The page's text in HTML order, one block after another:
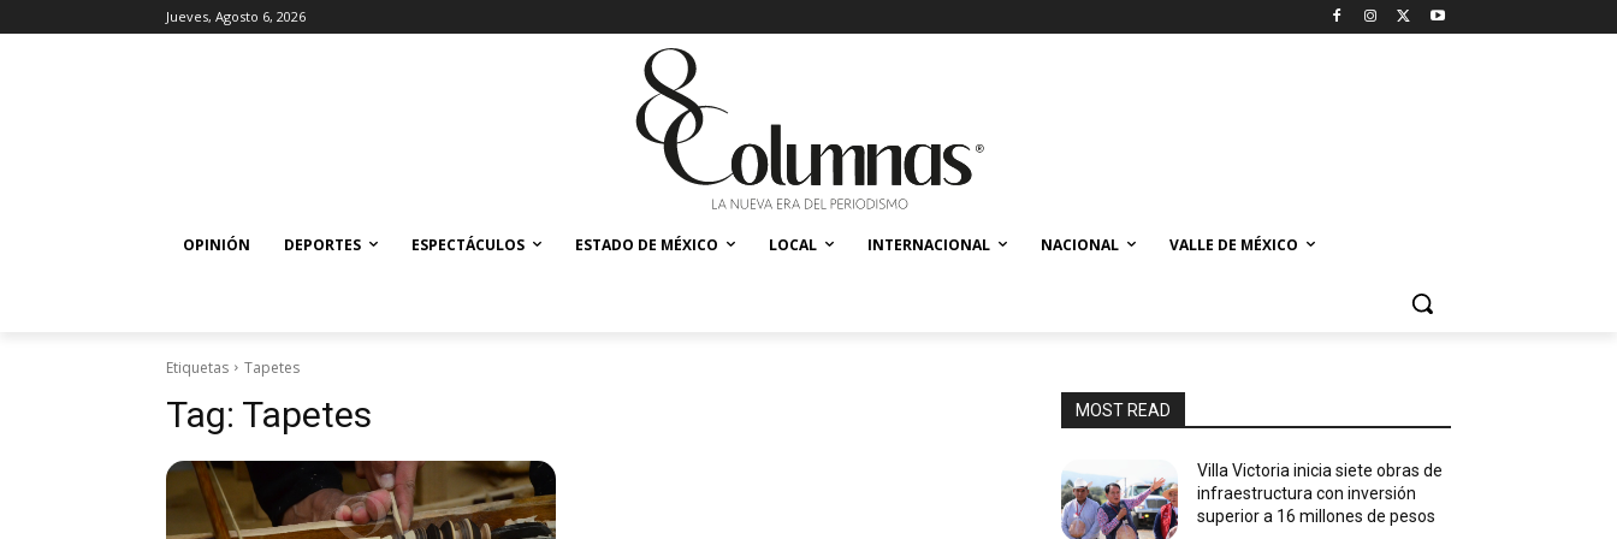
Jueves, Agosto 6, 2026
OPINIÓN DEPORTES ESPECTÁCULOS ESTADO DE MÉXICO LOCAL INTERNACIONAL NACIONAL VALLE DE MÉXICO
Etiquetas Tapetes
Tag: Tapetes MOST READ
Villa Victoria inicia siete obras de
infraestructura con inversión
superior a 16 millones de pesos